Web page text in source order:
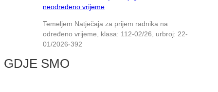
neodređeno vrijeme
Temeljem Natječaja za prijem radnika na
određeno vrijeme, klasa: 112-02/26, urbroj: 22-
01/2026-392
GDJE SMO